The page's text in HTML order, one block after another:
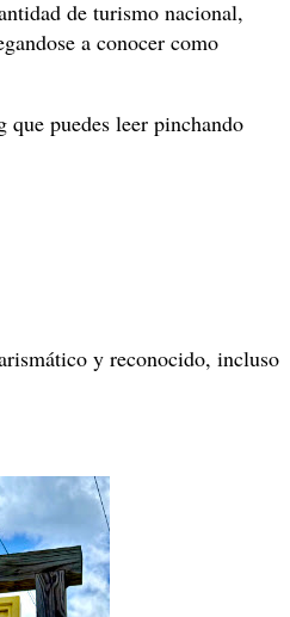
de turismo nacional,
a conocer como
puedes leer pinchando
y reconocido, incluso